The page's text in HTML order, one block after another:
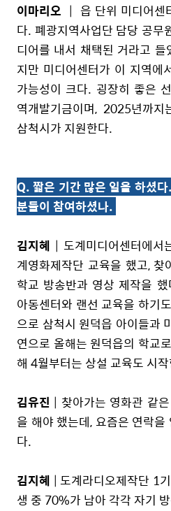
이마리오 | 읍 단위 미디어센
다. 폐광지역사업단 담당 공무
디어를 내서 채택된 거라고
지만 미디어센터가 이 지역에
가능성이 크다. 굉장히 좋은
역개발기금이며, 2025년까
삼척시가 지원한다.
Q. 짧은 기간 많은 일을 하셨
분들이 참여하셨나.
김지혜 | 도계미디어센터에서
계영화제작단 교육을 했고,
학교 방송반과 영상 제작을
아동센터와 랜선 교육을 하기
으로 삼척시 원덕읍 아이들과
연으로 올해는 원덕읍의 학교
해 4월부터는 상설 교육도 시
김유진 | 찾아가는 영화관 같
을 해야 했는데, 요즘은 연락
다.
김지혜 | 도계라디오제작단 1
생 중 70%가 남아 각각 자기